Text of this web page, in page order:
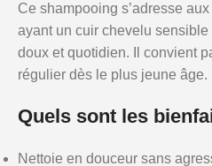
Ce shampooing s’adresse
ayant un cuir chevelu
doux et quotidien. Il convient
régulier dès le plus jeune âge.
Quels sont les
Nettoie en douceur sans